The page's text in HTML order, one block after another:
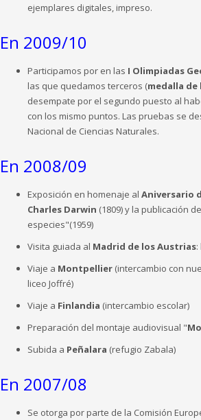
ejemplares digitales, impreso.
En 2009/10
Participamos por en las I Olimpiadas
las que quedamos terceros (medalla de
desempate por el segundo puesto al
con los mismo puntos. Las pruebas se
Nacional de Ciencias Naturales.
En 2008/09
Exposición en homenaje al Aniversario
Charles Darwin (1809) y la publicación
especies"(1959)
Visita guiada al Madrid de los Austrias
Viaje a Montpellier (intercambio con
liceo Joffré)
Viaje a Finlandia (intercambio escolar)
Preparación del montaje audiovisual "
Subida a Peñalara (refugio Zabala)
En 2007/08
Se otorga por parte de la Comisión